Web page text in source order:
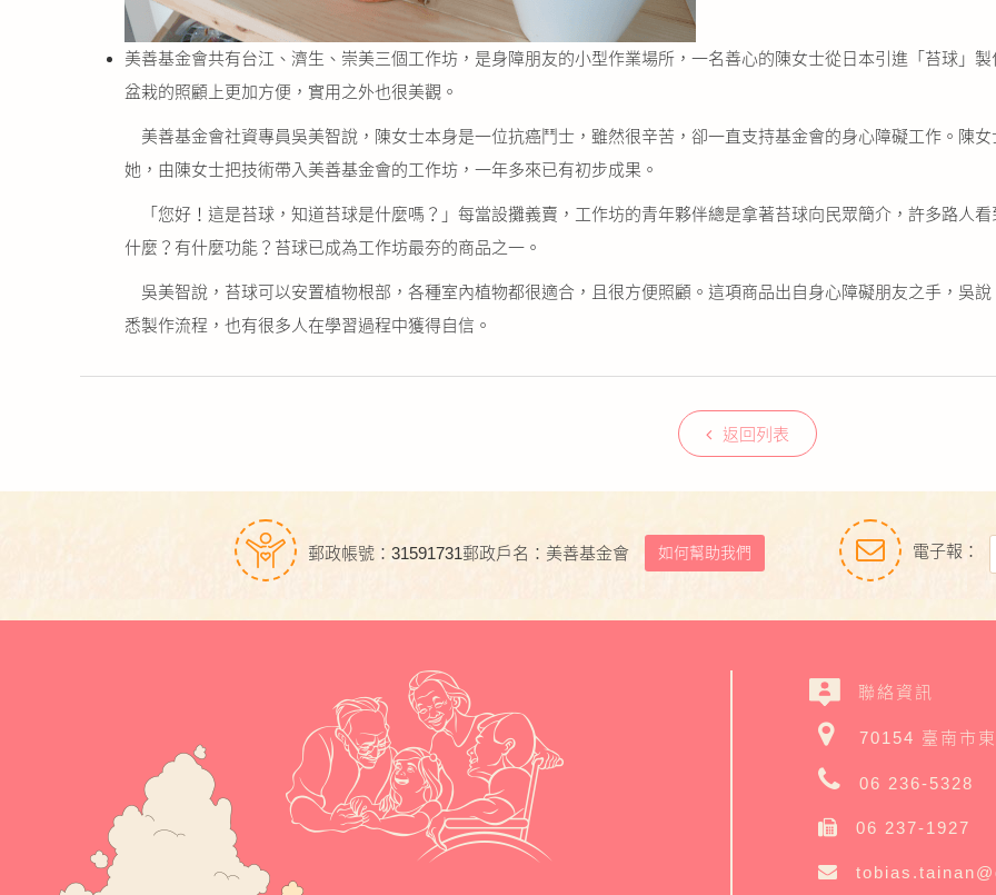
美善基金會共有台江、濟生、崇美三個工作坊，是身障朋友的小型作業場所，一名善心的陳女士從日本引進「苔球」
盆栽的照顧上更加方便，實用之外也很美觀。
美善基金會社資專員吳美智說，陳女士本身是一位抗癌鬥士，雖然很辛苦，卻一直支持基金會的身心障礙工作。陳
她，由陳女士把技術帶入美善基金會的工作坊，一年多來已有初步成果。
「您好！這是苔球，知道苔球是什麼嗎？」每當設攤義賣，工作坊的青年夥伴總是拿著苔球向民眾簡介，許多路人
什麼？有什麼功能？苔球已成為工作坊最夯的商品之一。
吳美智說，苔球可以安置植物根部，各種室內植物都很適合，且很方便照顧。這項商品出自身心障礙朋友之手，吳
悉製作流程，也有很多人在學習過程中獲得自信。
返回列表
郵政帳號：31591731郵政戶名：美善基金會 如何幫助我們 電子報：
聯絡資訊
70154 臺南市
06 236-5328
06 237-1927